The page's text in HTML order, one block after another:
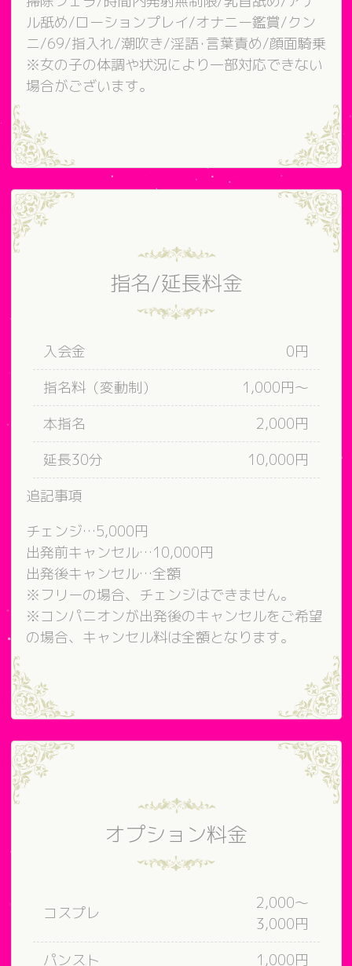
ル舐め/ローションプレイ/オナニー鑑賞/クン
ニ/69/指入れ/潮吹き/淫語･言葉責め/顔面騎乗
※女の子の体調や状況により一部対応できない
場合がございます。
指名/延長料金
入会金
0円
指名料（変動制）
1,000円～
本指名
2,000円
延長30分
10,000円
追記事項
チェンジ…5,000円
出発前キャンセル…10,000円
出発後キャンセル…全額
※フリーの場合、チェンジはできません。
※コンパニオンが出発後のキャンセルをご希望
の場合、キャンセル料は全額となります。
オプション料金
コスプレ
2,000～
3,000円
パンスト
1,000円